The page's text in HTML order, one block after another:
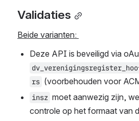
Validaties
Beide varianten:
rs (voorbehouden voor
insz moet aanwezig zijn,
controle op het formaat van